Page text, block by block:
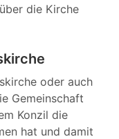
die Kirche
oder auch
Gemeinschaft
Konzil die
hat und damit